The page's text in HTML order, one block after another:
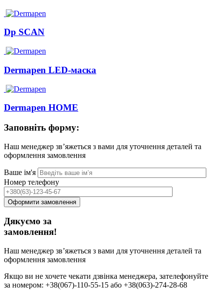
Dp SCAN
Dermapen LED-маска
Dermapen HOME
Заповніть форму:
Наш менеджер зв’яжеться з вами для уточнення деталей та
оформлення замовлення
Ваше ім'я
Номер телефону
Дякуємо за
замовлення!
Наш менеджер зв’яжеться з вами для уточнення деталей та
оформлення замовлення
Якщо ви не хочете чекати дзвінка менеджера, зателефонуйте
за номером: +38(067)-110-55-15 або +38(063)-274-28-68